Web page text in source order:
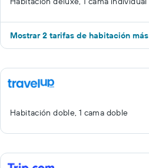
Mostrar 2 tarifas de habitación más
Habitación doble, 1 cama doble